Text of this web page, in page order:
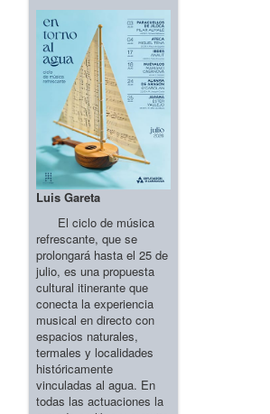
Luis Gareta
El ciclo de música
refrescante, que se
prolongará hasta el 25 de
julio, es una propuesta
cultural itinerante que
conecta la experiencia
musical en directo con
espacios naturales,
termales y localidades
históricamente
vinculadas al agua. En
todas las actuaciones la